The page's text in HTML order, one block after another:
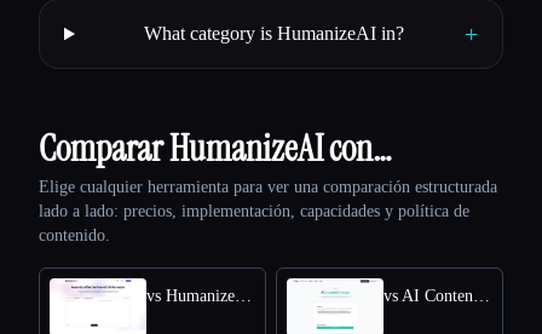
What category is HumanizeAI in? +
Comparar HumanizeAI con…
Elige cualquier herramienta para ver una comparación estructurada
lado a lado: precios, implementación, capacidades y política de
contenido.
vs HumanizeAI.com vs AI Content Detector by Leap AI